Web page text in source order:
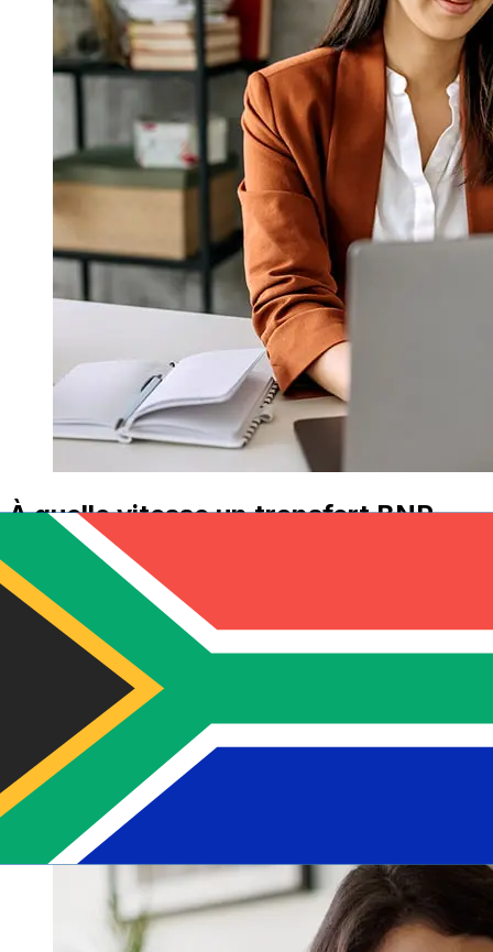
À quelle vitesse un transfert BNP
Fortis EUR ZAR ?
Les délais de livraison pour les transferts internationaux
avec BNP Fortis de Pays membres de l'Euro à Afrique
du Sud varient selon le mode de paiement et le moment
de la transaction. En général, les virements bancaires
internationaux prennent de 1 à 5 jours ouvrables. Des
facteurs tels que les jours fériés bancaires et les
contrôles de sécurité peuvent également influencer la
livraison. Vérifiez les délais de BNP Paribas Fortispour
éviter les retards.